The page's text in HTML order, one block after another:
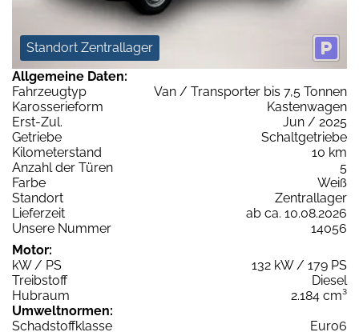
Standort Zentrallager
Allgemeine Daten:
Fahrzeugtyp
Van / Transporter bis 7,5 Tonnen
Karosserieform
Kastenwagen
Erst-Zul.
Jun / 2025
Getriebe
Schaltgetriebe
Kilometerstand
10 km
Anzahl der Türen
5
Farbe
Weiß
Standort
Zentrallager
Lieferzeit
ab ca. 10.08.2026
Unsere Nummer
14056
Motor:
kW / PS
132 kW / 179 PS
Treibstoff
Diesel
Hubraum
2.184 cm³
Umweltnormen:
Schadstoffklasse
Euro6